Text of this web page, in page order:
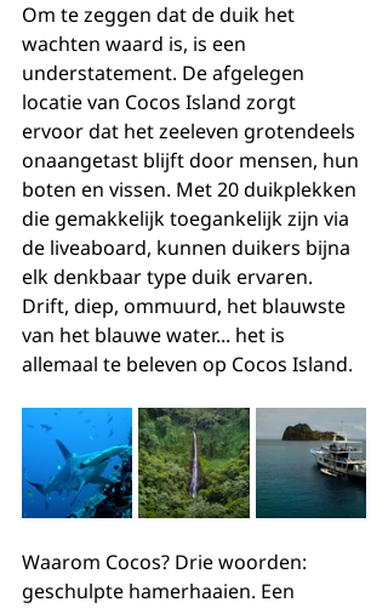
Om te zeggen dat de duik het
wachten waard is, is een
understatement. De afgelegen
locatie van Cocos Island zorgt
ervoor dat het zeeleven grotendeels
onaangetast blijft door mensen, hun
boten en vissen. Met 20 duikplekken
die gemakkelijk toegankelijk zijn via
de liveaboard, kunnen duikers bijna
elk denkbaar type duik ervaren.
Drift, diep, ommuurd, het blauwste
van het blauwe water... het is
allemaal te beleven op Cocos Island.
Waarom Cocos? Drie woorden:
geschulpte hamerhaaien. Een